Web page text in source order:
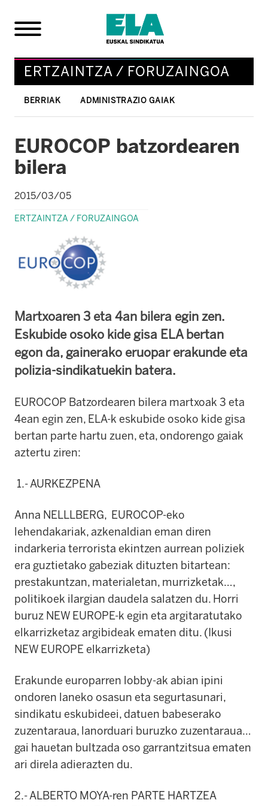
ERTZAINTZA / FORUZAINGOA
BERRIAK ADMINISTRAZIO GAIAK
EUROCOP batzordearen
bilera
2015/03/05
ERTZAINTZA / FORUZAINGOA
Martxoaren 3 eta 4an bilera egin zen.
Eskubide osoko kide gisa ELA bertan
egon da, gainerako eruopar erakunde eta
polizia-sindikatuekin batera.
EUROCOP Batzordearen bilera martxoak 3 eta
4ean egin zen, ELA-k eskubide osoko kide gisa
bertan parte hartu zuen, eta, ondorengo gaiak
aztertu ziren:
1.- AURKEZPENA
Anna NELLLBERG, EUROCOP-eko
lehendakariak, azkenaldian eman diren
indarkeria terrorista ekintzen aurrean poliziek
era guztietako gabeziak dituzten bitartean:
prestakuntzan, materialetan, murrizketak…,
politikoek ilargian daudela salatzen du. Horri
buruz NEW EUROPE-k egin eta argitaratutako
elkarrizketaz argibideak ematen ditu. (Ikusi
NEW EUROPE elkarrizketa)
Erakunde europarren lobby-ak abian ipini
ondoren laneko osasun eta segurtasunari,
sindikatu eskubideei, datuen babeserako
zuzentaraua, lanorduari buruzko zuzentaraua…
gai hauetan bultzada oso garrantzitsua ematen
ari direla adierazten du.
2.- ALBERTO MOYA-ren PARTE HARTZEA